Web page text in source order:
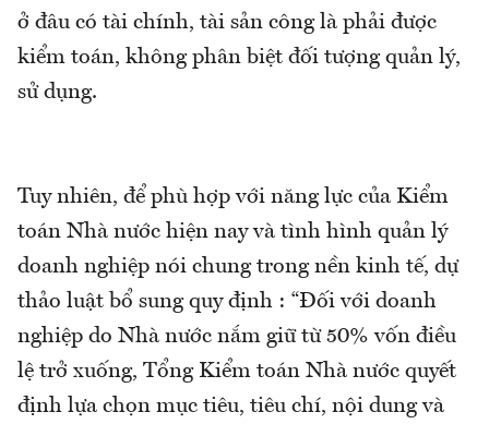
ở đâu có tài chính, tài sản công là phải được
kiểm toán, không phân biệt đối tượng quản lý,
sử dụng.
Tuy nhiên, để phù hợp với năng lực của Kiểm
toán Nhà nước hiện nay và tình hình quản lý
doanh nghiệp nói chung trong nền kinh tế, dự
thảo luật bổ sung quy định : “Đối với doanh
nghiệp do Nhà nước nắm giữ từ 50% vốn điều
lệ trở xuống, Tổng Kiểm toán Nhà nước quyết
định lựa chọn mục tiêu, tiêu chí, nội dung và